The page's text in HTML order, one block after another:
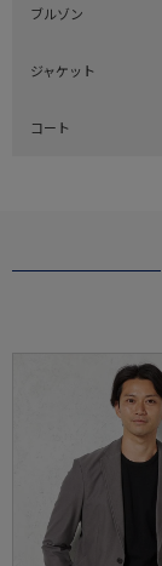
ブルゾン
ジャケット
コート